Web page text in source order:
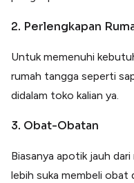
2. Perlengkapan
Untuk memenuhi
rumah tangga seperti
didalam toko kalian ya.
3. Obat-Obatan
Biasanya apotik jauh
lebih suka membeli